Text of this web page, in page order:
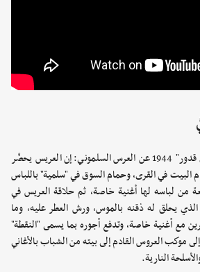
الباحث التاريخي "غسان قدور" 1944 عن العرس السلموني: إن العريس يحضّر
البيت في القرى، وحمام السوق في "سلمية" باللباس
من لباسه لها أغنية خاصة، ثم حلاقة العريس في
يحلق له ذقنه بالموس، ورش العطر عليه، وما
مع أغنية خاصة، وتدفع أجوره بما يسمى "النقطة"
موكب العروس القادم إلى بيته من الشباب بالأغاني
النارية.